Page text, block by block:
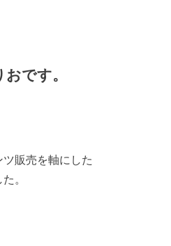
です。
販売を軸にした
。